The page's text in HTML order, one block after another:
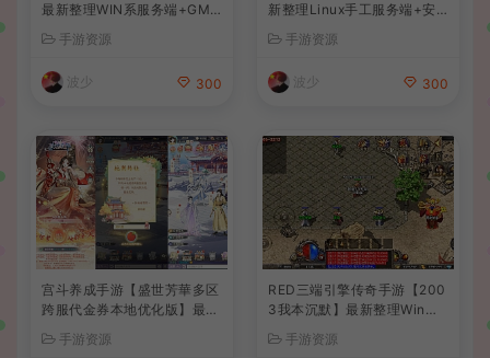
最新整理WIN系服务端+GM
后台+详细搭建教程
手游资源
波少 300
新整理Linux手工服务端+安
卓苹果双端+GM后台+详细搭
建教程+全套源码+视频教程
手游资源
波少 300
宫斗养成手游【盛世芳華多区
跨服代金券本地优化版】最新
手工服务端+CDK授权后台
手游资源
RED三端引擎传奇手游【200
3我本沉默】最新整理Win系
细搭建教程
手游资源